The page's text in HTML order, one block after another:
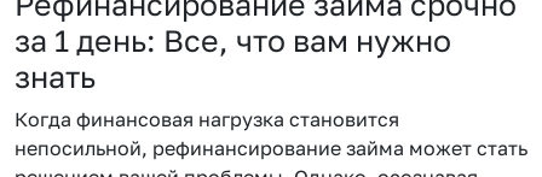
за 1 день: Все, что вам нужно
знать
Когда финансовая нагрузка становится
непосильной, рефинансирование займа может стать